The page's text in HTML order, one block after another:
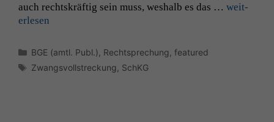
auch recht­skräftig sein muss, weshalb es das … weit­
er­lesen
Kategorien
BGE (amtl. Publ.) Rechtsprechung ,featured
Schlagwörter
Zwangsvollstreckung SchKG